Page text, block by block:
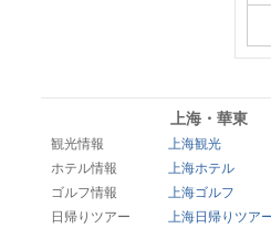
上海・華東
観光情報 上海観光
ホテル情報
上海ホテル
ゴルフ情報
上海ゴルフ
日帰りツアー
上海日帰りツア